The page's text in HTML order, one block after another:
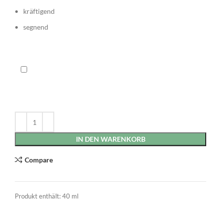
kräftigend
segnend
IN DEN WARENKORB
Compare
Produkt enthält: 40 ml